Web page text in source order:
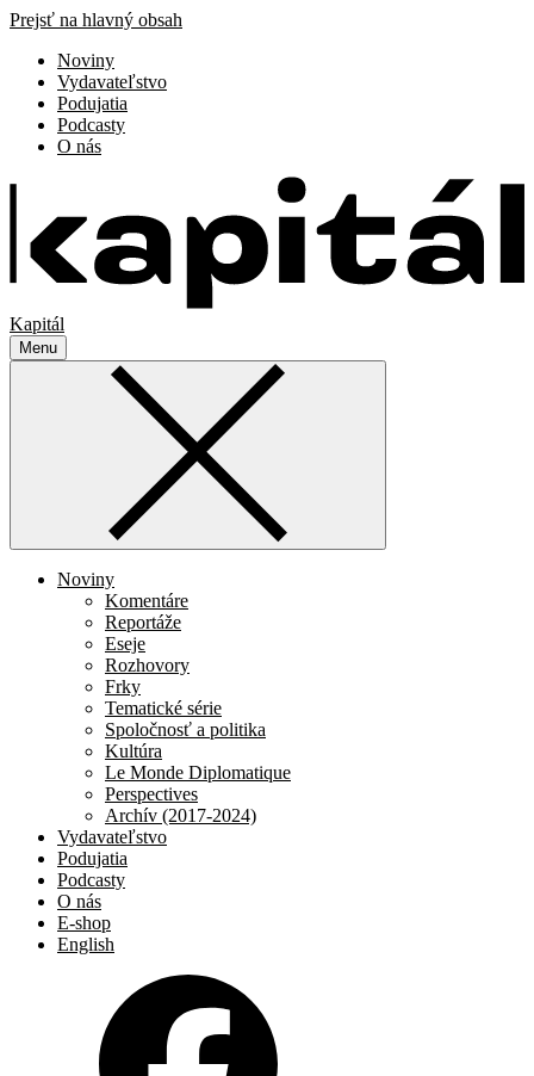
Prejsť na hlavný obsah
Noviny
Vydavateľstvo
Podujatia
Podcasty
O nás
Kapitál
Menu
Noviny
Komentáre
Reportáže
Eseje
Rozhovory
Frky
Tematické série
Spoločnosť a politika
Kultúra
Le Monde Diplomatique
Perspectives
Archív (2017-2024)
Vydavateľstvo
Podujatia
Podcasty
O nás
E-shop
English